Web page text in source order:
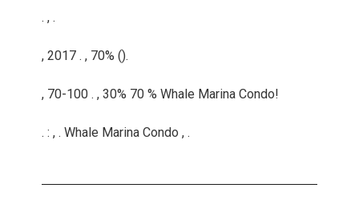
. , .
, 2017 . , 70% ().
, 70-100 . , 30% 70 % Whale Marina Condo!
. : , . Whale Marina Condo , .